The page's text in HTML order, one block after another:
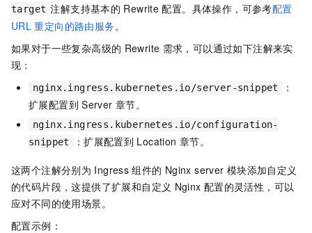
target 注解支持基本的 Rewrite 配置。具体操作，可参考配置
URL 重定向的路由服务 。
如果对于一些复杂高级的 Rewrite 需求，可以通过如下注解来实
现：
nginx.ingress.kubernetes.io/server-snippet
：
扩展配置到 Server 章节。
nginx.ingress.kubernetes.io/configuration-
snippet
：扩展配置到 Location 章节。
这两个注解分别为 Ingress 组件的 Nginx server 模块添加自定义
的代码片段，这提供了扩展和自定义 Nginx 配置的灵活性，可以
应对不同的使用场景。
配置示例：